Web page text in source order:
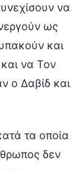
να
ως
και
να Τον
ο Δαβίδ και
τα οποία
δεν